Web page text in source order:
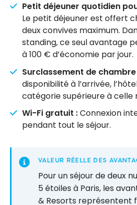
Petit déjeuner quotidien
Le petit déjeuner est offert
deux convives maximum.
standing, ce seul avantage
à 100 € d’économie par jour.
Surclassement de chambre
disponibilité à l’arrivée,
catégorie supérieure à celle
Wi-Fi gratuit :Connexion
pendant tout le séjour.
VALEUR RÉELLE DES
Pour un séjour de deux
5 étoiles à Paris, les
& Resorts représentent